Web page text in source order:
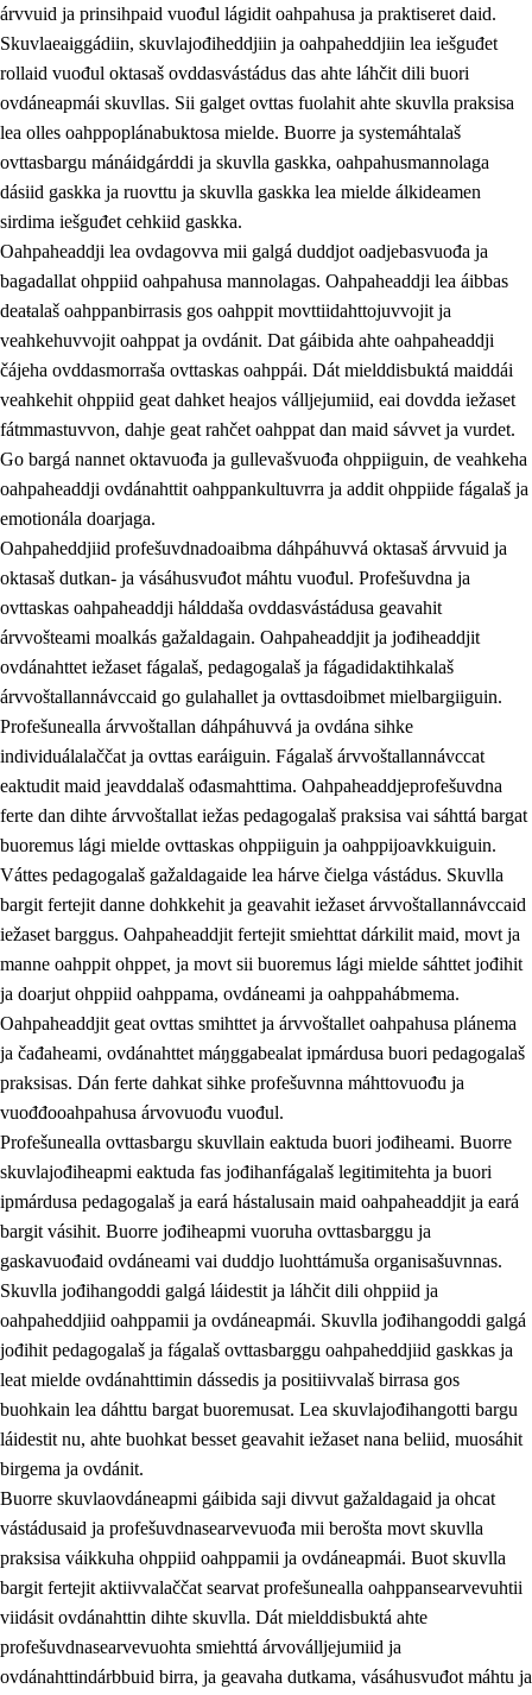
3. Skuvlla praksisa prinsihpat
3.1 Fátmmasteaddji oahppanbiras
3.2 Oahpaheapmi ja heivehuvvon oahpahus
3.3 Ovttasbargu ruovttu ja skuvlla gaskka
3.4 Oahpahus oahppofitnodagas ja bargoeallimis
3.5 Profešuvdnasearvevuohta ja skuvlaovdáneapmi
árvvuid ja prinsihpaid vuođul lágidit oahpahusa ja praktiseret daid.
Skuvlaeaiggádiin, skuvlajođiheddjiin ja oahpaheddjiin lea iešguđet
rollaid vuođul oktasaš ovddasvástádus das ahte láhčit dili buori
ovdáneapmái skuvllas. Sii galget ovttas fuolahit ahte skuvlla praksisa
lea olles oahppoplánabuktosa mielde. Buorre ja systemáhtalaš
ovttasbargu mánáidgárddi ja skuvlla gaskka, oahpahusmannolaga
dásiid gaskka ja ruovttu ja skuvlla gaskka lea mielde álkideamen
sirdima iešguđet cehkiid gaskka.
Oahpaheaddji lea ovdagovva mii galgá duddjot oadjebasvuođa ja
bagadallat ohppiid oahpahusa mannolagas. Oahpaheaddji lea áibbas
deaŧalaš oahppanbirrasis gos oahppit movttiidahttojuvvojit ja
veahkehuvvojit oahppat ja ovdánit. Dat gáibida ahte oahpaheaddji
čájeha ovddasmorraša ovttaskas oahppái. Dát mielddisbuktá maiddái
veahkehit ohppiid geat dahket heajos válljejumiid, eai dovdda iežaset
fátmmastuvvon, dahje geat rahčet oahppat dan maid sávvet ja vurdet.
Go bargá nannet oktavuođa ja gullevašvuođa ohppiiguin, de veahkeha
oahpaheaddji ovdánahttit oahppankultuvrra ja addit ohppiide fágalaš ja
emotionála doarjaga.
Oahpaheddjiid profešuvdnadoaibma dáhpáhuvvá oktasaš árvvuid ja
oktasaš dutkan- ja vásáhusvuđot máhtu vuođul. Profešuvdna ja
ovttaskas oahpaheaddji hálddaša ovddasvástádusa geavahit
árvvošteami moalkás gažaldagain. Oahpaheaddjit ja jođiheaddjit
ovdánahttet iežaset fágalaš, pedagogalaš ja fágadidaktihkalaš
árvvoštallannávccaid go gulahallet ja ovttasdoibmet mielbargiiguin.
Profešunealla árvvoštallan dáhpáhuvvá ja ovdána sihke
individuálalaččat ja ovttas earáiguin. Fágalaš árvvoštallannávccat
eaktudit maid jeavddalaš ođasmahttima. Oahpaheaddjeprofešuvdna
ferte dan dihte árvvoštallat iežas pedagogalaš praksisa vai sáhttá bargat
buoremus lági mielde ovttaskas ohppiiguin ja oahppijoavkkuiguin.
Váttes pedagogalaš gažaldagaide lea hárve čielga vástádus. Skuvlla
bargit fertejit danne dohkkehit ja geavahit iežaset árvvoštallannávccaid
iežaset barggus. Oahpaheaddjit fertejit smiehttat dárkilit maid, movt ja
manne oahppit ohppet, ja movt sii buoremus lági mielde sáhttet jođihit
ja doarjut ohppiid oahppama, ovdáneami ja oahppahábmema.
Oahpaheaddjit geat ovttas smihttet ja árvvoštallet oahpahusa plánema
ja čađaheami, ovdánahttet máŋggabealat ipmárdusa buori pedagogalaš
praksisas. Dán ferte dahkat sihke profešuvnna máhttovuođu ja
vuođđooahpahusa árvovuođu vuođul.
Profešunealla ovttasbargu skuvllain eaktuda buori jođiheami. Buorre
skuvlajođiheapmi eaktuda fas jođihanfágalaš legitimitehta ja buori
ipmárdusa pedagogalaš ja eará hástalusain maid oahpaheaddjit ja eará
bargit vásihit. Buorre jođiheapmi vuoruha ovttasbarggu ja
gaskavuođaid ovdáneami vai duddjo luohttámuša organisašuvnnas.
Skuvlla jođihangoddi galgá láidestit ja láhčit dili ohppiid ja
oahpaheddjiid oahppamii ja ovdáneapmái. Skuvlla jođihangoddi galgá
jođihit pedagogalaš ja fágalaš ovttasbarggu oahpaheddjiid gaskkas ja
leat mielde ovdánahttimin dássedis ja positiivvalaš birrasa gos
buohkain lea dáhttu bargat buoremusat. Lea skuvlajođihangotti bargu
láidestit nu, ahte buohkat besset geavahit iežaset nana beliid, muosáhit
birgema ja ovdánit.
Buorre skuvlaovdáneapmi gáibida saji divvut gažaldagaid ja ohcat
vástádusaid ja profešuvdnasearvevuođa mii berošta movt skuvlla
praksisa váikkuha ohppiid oahppamii ja ovdáneapmái. Buot skuvlla
bargit fertejit aktiivvalaččat searvat profešunealla oahppansearvevuhtii
viidásit ovdánahttin dihte skuvlla. Dát mielddisbuktá ahte
profešuvdnasearvevuohta smiehttá árvoválljejumiid ja
ovdánahttindárbbuid birra, ja geavaha dutkama, vásáhusvuđot máhtu ja